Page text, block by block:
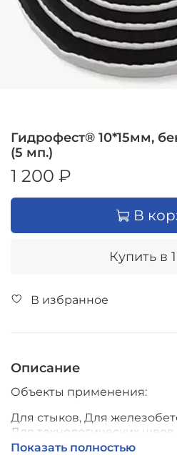
Гидрофест® 10*15мм,
(5 мп.)
1 200 ₽
В
Купить в
В избранное
Описание
Объекты применения:
Для стыков, Для
Для технологических
колец
Показать полностью